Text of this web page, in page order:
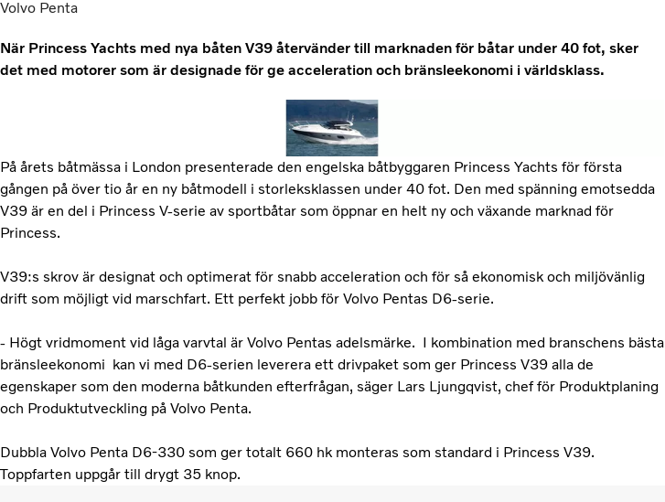
Volvo Penta
När Princess Yachts med nya båten V39 återvänder till marknaden för båtar under 40 fot, sker
det med motorer som är designade för ge acceleration och bränsleekonomi i världsklass.
På årets båtmässa i London presenterade den engelska båtbyggaren Princess Yachts för första
gången på över tio år en ny båtmodell i storleksklassen under 40 fot. Den med spänning emotsedda
V39 är en del i Princess V-serie av sportbåtar som öppnar en helt ny och växande marknad för
Princess.
V39:s skrov är designat och optimerat för snabb acceleration och för så ekonomisk och miljövänlig
drift som möjligt vid marschfart. Ett perfekt jobb för Volvo Pentas D6-serie.
- Högt vridmoment vid låga varvtal är Volvo Pentas adelsmärke. I kombination med branschens bästa
bränsleekonomi kan vi med D6-serien leverera ett drivpaket som ger Princess V39 alla de
egenskaper som den moderna båtkunden efterfrågan, säger Lars Ljungqvist, chef för Produktplaning
och Produktutveckling på Volvo Penta.
Dubbla Volvo Penta D6-330 som ger totalt 660 hk monteras som standard i Princess V39.
Toppfarten uppgår till drygt 35 knop.